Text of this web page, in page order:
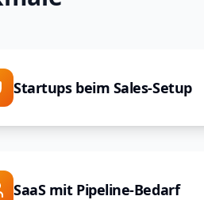
Startups beim Sales-Setup
SaaS mit Pipeline-Bedarf